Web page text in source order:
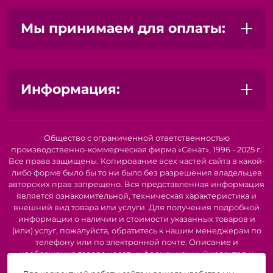
Мы принимаем для оплаты:
Информация:
Общество с ограниченной ответственностью
производственно-коммерческая фирма «Сенат», 1996 - 2025 г.
Все права защищены. Копирование всех частей сайта в какой-
либо форме было бы то ни было без разрешения владельцев
авторских прав запрещено. Вся представленная информация
является ознакомительной, техническая характеристика и
внешний вид товара или услуги. Для получения подробной
информации о наличии и стоимости указанных товаров и
(или) услуг, пожалуйста, обратитесь к нашим менеджерам по
телефону или по электронной почте. Описание и
изображение товара носят информационный характер и